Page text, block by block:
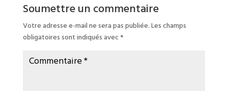
Soumettre un commentaire
Votre adresse e-mail ne sera pas publiée. Les champs
obligatoires sont indiqués avec *